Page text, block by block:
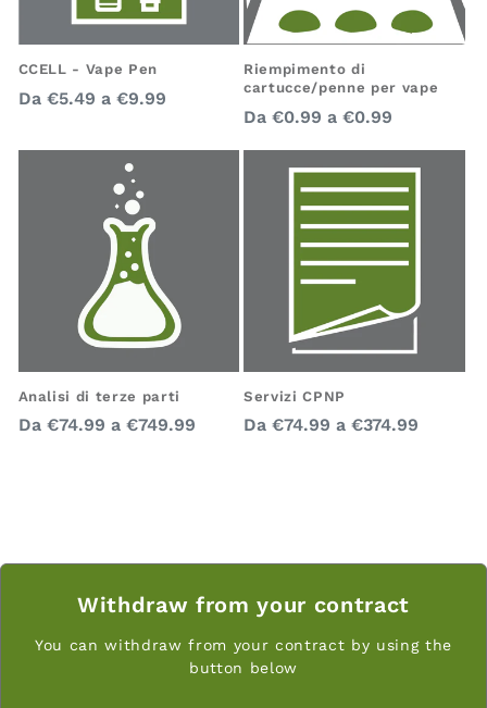
CCELL - Vape Pen
Prezzo
Da €5.49 a €9.99
Riempimento di
cartucce/penne per vape
Prezzo
Da €0.99 a €0.99
Analisi di terze parti
Prezzo
Da €74.99 a €749.99
Servizi CPNP
Prezzo
Da €74.99 a €374.99
Withdraw from your contract
You can withdraw from your contract by using the
button below